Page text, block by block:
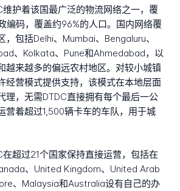
护着该国最广泛的物流网络之一，覆
编码，覆盖约96%的人口。国内网络覆
，包括Delhi、Mumbai、Bengaluru、
、Kolkata、Pune和Ahmedabad，以
越来越多的偏远农村地区。对较小城镇
经营模式提供支持，该模式在本地层面
理，无需DTDC直接拥有每个最后一公
营着超过1,500辆卡车的车队，用于城
超过21个国家保持直接运营，包括在
、United Kingdom、United Arab
、Malaysia和Australia设有自己的办